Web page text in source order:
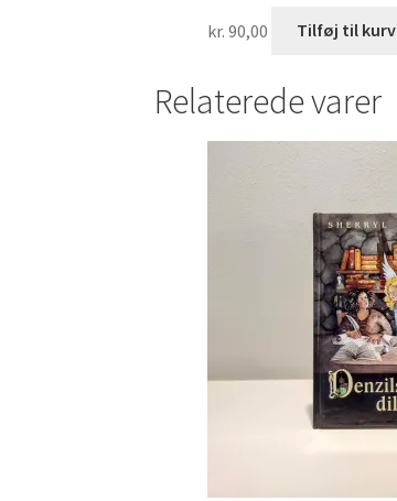
kr. 90,00 Tilføj til kurv
Relaterede varer